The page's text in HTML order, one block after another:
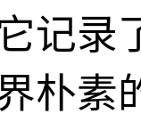
记录
朴素